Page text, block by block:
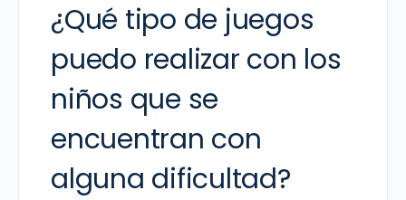
¿Qué tipo de juegos
puedo realizar con los
niños que se
encuentran con
alguna dificultad?